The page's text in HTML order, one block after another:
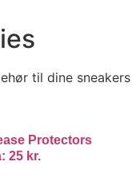
til dine sneakers
Protectors
25 kr.